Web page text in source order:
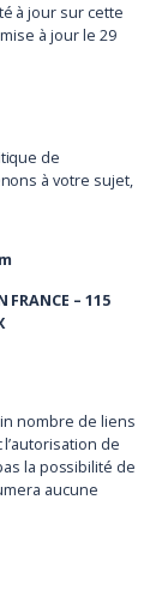
à jour sur cette
à jour le 29
de
à votre sujet,
FRANCE – 115
nombre de liens
de
la possibilité de
aucune